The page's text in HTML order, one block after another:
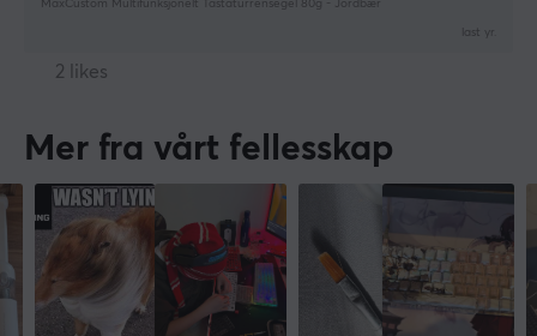
MaxCustom Multifunksjonelt Tastaturrensegel 80g - Jordbær
last yr.
2 likes
Mer fra vårt fellesskap